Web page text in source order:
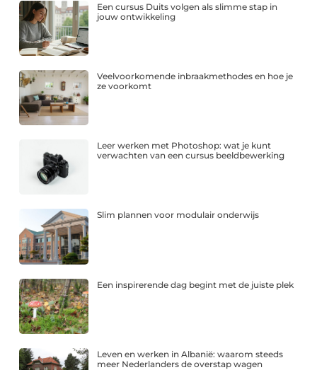
Een cursus Duits volgen als slimme stap in
jouw ontwikkeling
Veelvoorkomende inbraakmethodes en hoe je
ze voorkomt
Leer werken met Photoshop: wat je kunt
verwachten van een cursus beeldbewerking
Slim plannen voor modulair onderwijs
Een inspirerende dag begint met de juiste plek
Leven en werken in Albanië: waarom steeds
meer Nederlanders de overstap wagen